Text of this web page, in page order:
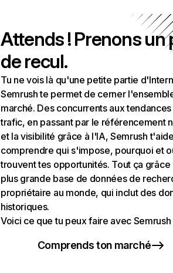
Attends ! Prenons un
de recul.
Tu ne vois là qu'une petite partie
Semrush te permet de cerner
marché. Des concurrents aux
trafic, en passant par le référencement
et la visibilité grâce à l'IA, Semrush
comprendre qui s'impose, pourquoi et
trouvent tes opportunités. Tout ça grâce
plus grande base de données de
propriétaire au monde, qui inclut des
historiques.
Voici ce que tu peux faire avec Semrush
Comprends ton marché